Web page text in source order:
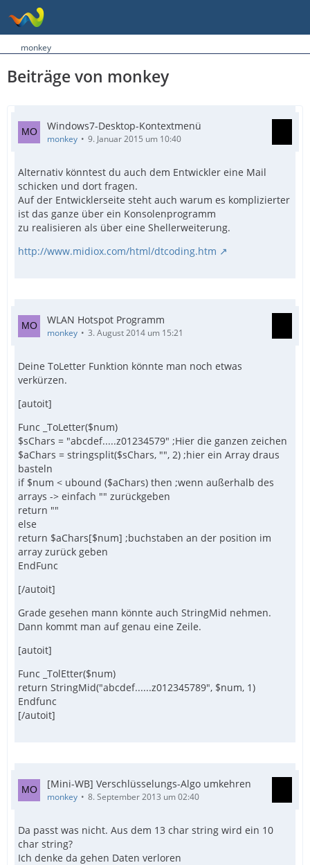
monkey
Beiträge von monkey
Windows7-Desktop-Kontextmenü
monkey 9. Januar 2015 um 10:40
Alternativ könntest du auch dem Entwickler eine Mail
schicken und dort fragen.
Auf der Entwicklerseite steht auch warum es komplizierter
ist das ganze über ein Konsolenprogramm
zu realisieren als über eine Shellerweiterung.
http://www.midiox.com/html/dtcoding.htm
WLAN Hotspot Programm
monkey 3. August 2014 um 15:21
Deine ToLetter Funktion könnte man noch etwas
verkürzen.
[autoit]
Func _ToLetter($num)
$sChars = "abcdef.....z01234579" ;Hier die ganzen zeichen
$aChars = stringsplit($sChars, "", 2) ;hier ein Array draus
basteln
if $num < ubound ($aChars) then ;wenn außerhalb des
arrays -> einfach "" zurückgeben
return ""
else
return $aChars[$num] ;buchstaben an der position im
array zurück geben
EndFunc
[/autoit]
Grade gesehen mann könnte auch StringMid nehmen.
Dann kommt man auf genau eine Zeile.
[autoit]
Func _TolEtter($num)
return StringMid("abcdef......z012345789", $num, 1)
Endfunc
[/autoit]
[Mini-WB] Verschlüsselungs-Algo umkehren
monkey 8. September 2013 um 02:40
Da passt was nicht. Aus dem 13 char string wird ein 10
char string?
Ich denke da gehen Daten verloren